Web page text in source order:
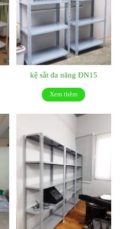
kệ sắt đa năng ĐN15
Xem thêm